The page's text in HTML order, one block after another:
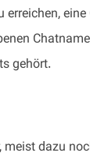
gehört.
dazu